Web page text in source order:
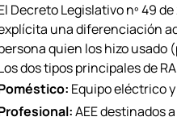
Decreto Legislativonº49
una diferenciación
quien los hizo usado
dos tipos principales de
Equipo eléctrico
AEE destinados